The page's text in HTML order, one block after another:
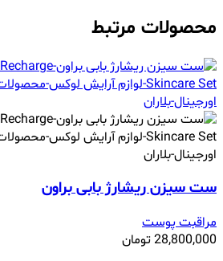
محصولات مرتبط
ست سیزن ریشارژ بابی براون
مراقبت پوست
28,800,000تومان